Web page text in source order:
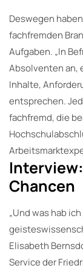
Deswegen
fachfremden
Aufgaben. „In
Absolventen an,
Inhalte,
entsprechen.
fachfremd, die
Chancen
„Und was hab
Elisabeth
Service der